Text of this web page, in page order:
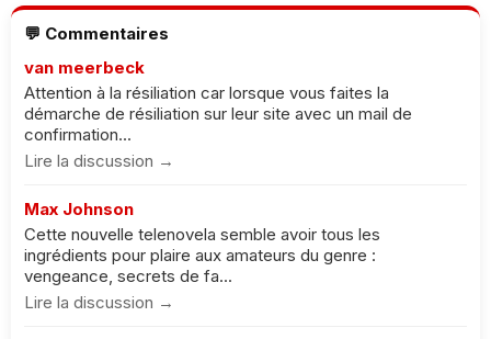
💬 Commentaires
van meerbeck
Attention à la résiliation car lorsque vous faites la
démarche de résiliation sur leur site avec un mail de
confirmation...
Lire la discussion →
Max Johnson
Cette nouvelle telenovela semble avoir tous les
ingrédients pour plaire aux amateurs du genre :
vengeance, secrets de fa...
Lire la discussion →